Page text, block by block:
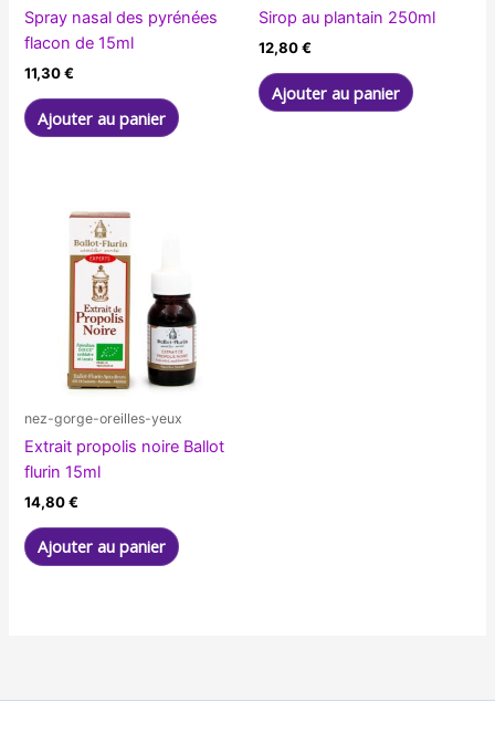
Spray nasal des pyrénées
flacon de 15ml
11,30€
Ajouter au panier
Sirop au plantain 250ml
12,80€
Ajouter au panier
nez-gorge-oreilles-yeux
Extrait propolis noire Ballot
flurin 15ml
14,80€
Ajouter au panier